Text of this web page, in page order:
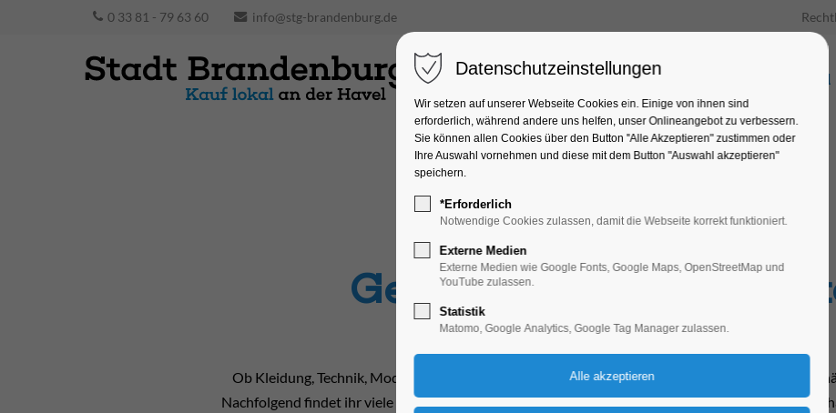
0 33 81 - 79 63 60 info@stg-brandenburg.de
Innenstadt Kauf Lokal
Geschäfte der
Ob Kleidung, Technik, Mode oder Outdoor, entdecke die Innenstadt und finde in über 200
Nachfolgend findet ihr viele Geschäfte der Stadt. Filtert nach Typ, Zahlungsart oder Service und
Datenschutzeinstellungen
Wir setzen auf unserer Webseite Cookies ein. Einige von ihnen sind
erforderlich, während andere uns helfen, unser Onlineangebot zu verbessern.
Sie können allen Cookies über den Button "Alle Akzeptieren" zustimmen oder
Ihre Auswahl vornehmen und diese mit dem Button "Auswahl akzeptieren"
speichern.
*Erforderlich
Notwendige Cookies zulassen, damit die Webseite korrekt funktioniert.
Externe Medien
Externe Medien wie Google Fonts, Google Maps, OpenStreetMap und
YouTube zulassen.
Statistik
Matomo, Google Analytics, Google Tag Manager zulassen.